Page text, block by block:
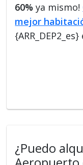
60% ya mismo!
mejor
¿Puedo